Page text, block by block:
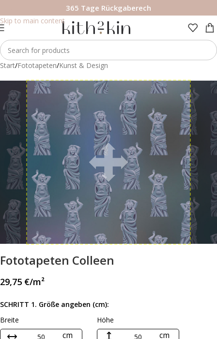
Skip to main content
365 Tage Rückgaberech
Start/Fototapeten/Kunst & Design
Fototapeten Сolleen
29,75 €/m²
SCHRITT 1. Größe angeben (cm):
Breite
cm
Höhe
cm